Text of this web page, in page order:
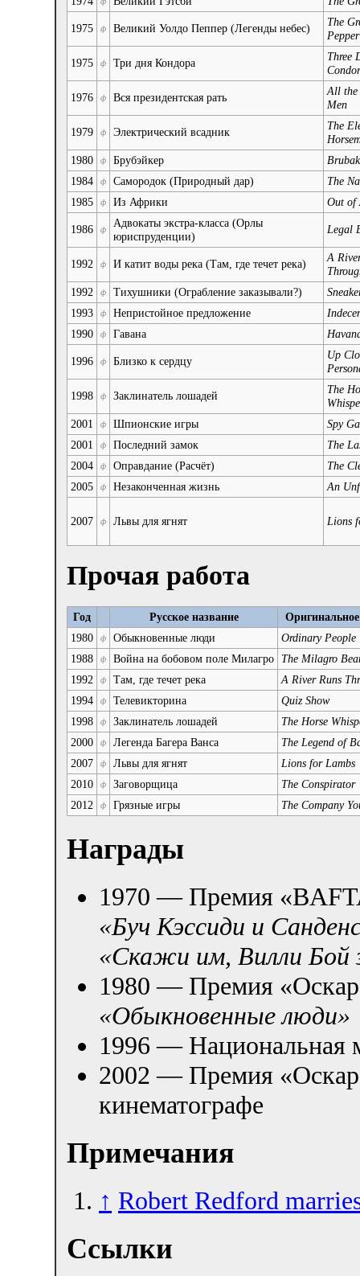
1975 ф Великий Уолдо Пеппер (Легенды небес)
The
Pepper
1975 ф Три дня Кондора
Three
Condor
1976 ф Вся президентская рать
All the
Men
1979 ф Электрический всадник
The
1980
ф Брубэйкер
1984
ф Самородок (Природный дар)
The
1985
ф Из Африки Out of
1986 ф
Адвокаты экстра-класса (Орлы
юриспруденции)
Legal
1992 ф И катит воды река (Там, где течет река)
A
1992
ф Тихушники (Ограбление заказывали?)
1993
ф Непристойное предложение
1990
ф Гавана
1996 ф Близко к сердцу
Up
1998 ф Заклинатель лошадей
The
2001
ф Шпионские игры
Spy
2001
ф Последний замок
The
2004
ф Оправдание (Расчёт)
The
2005
ф Незаконченная жизнь An
2007 ф Львы для ягнят Lions
Прочая работа
Год Русское название
1980
ф Обыкновенные люди
Ordinary People
1988
ф Война на бобовом поле Милагро
The Milagro
1992
ф Там, где течет река
A River Runs
1994
ф Телевикторина
Quiz Show
1998
ф Заклинатель лошадей
The Horse
2000
ф Легенда Багера Ванса
The Legend of
2007
ф Львы для ягнят
Lions for Lambs
2010
ф Заговорщица
The Conspirator
2012
ф Грязные игры The Company
Награды
1970 — Премия
«Буч Кэссиди и
«Скажи им, Вилли Бой
1980 — Премия
«Обыкновенные люди»
1996 — Национальная
2002 — Премия
кинематографе
Примечания
↑ Robert Redford
Ссылки